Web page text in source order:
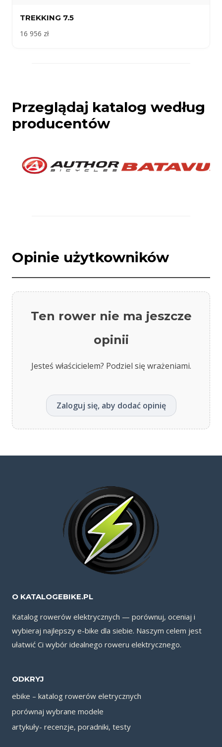
TREKKING 7.5
16 956 zł
Przeglądaj katalog według
producentów
Opinie użytkowników
Ten rower nie ma jeszcze
opinii
Jesteś właścicielem? Podziel się wrażeniami.
Zaloguj się, aby dodać opinię
O KATALOGEBIKE.PL
Katalog rowerów elektrycznych — porównuj, oceniaj i
wybieraj najlepszy e-bike dla siebie. Naszym celem jest
ułatwić Ci wybór idealnego roweru elektrycznego.
ODKRYJ
ebike – katalog rowerów eletrycznych
porównaj wybrane modele
artykuły- recenzje, poradniki, testy